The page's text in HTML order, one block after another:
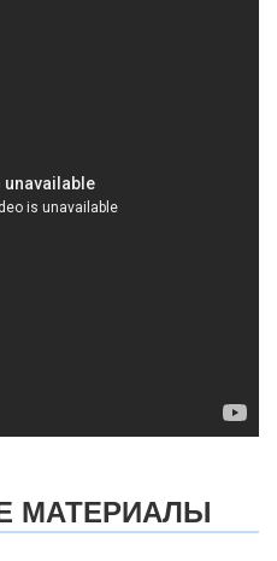
МАТЕРИАЛЫ